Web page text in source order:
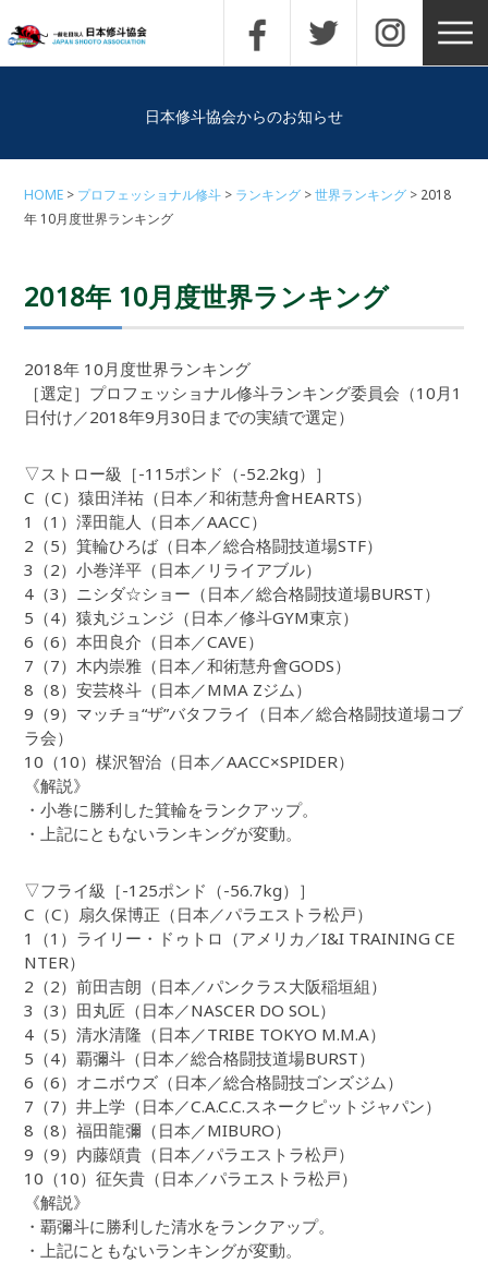
日本修斗協会からのお知らせ
HOME プロフェッショナル修斗 ランキング 世界ランキング
2018
年 10月度世界ランキング
2018年 10月度世界ランキング
2018年 10月度世界ランキング
［選定］プロフェッショナル修斗ランキング委員会（10月1
日付け／2018年9月30日までの実績で選定）
▽ストロー級［-115ポンド（-52.2kg）］
C（C）猿田洋祐（日本／和術慧舟會HEARTS）
1（1）澤田龍人（日本／AACC）
2（5）箕輪ひろば（日本／総合格闘技道場STF）
3（2）小巻洋平（日本／リライアブル）
4（3）ニシダ☆ショー（日本／総合格闘技道場BURST）
5（4）猿丸ジュンジ（日本／修斗GYM東京）
6（6）本田良介（日本／CAVE）
7（7）木内崇雅（日本／和術慧舟會GODS）
8（8）安芸柊斗（日本／MMA Zジム）
9（9）マッチョ“ザ”バタフライ（日本／総合格闘技道場コブ
ラ会）
10（10）楳沢智治（日本／AACC×SPIDER）
《解説》
・小巻に勝利した箕輪をランクアップ。
・上記にともないランキングが変動。
▽フライ級［-125ポンド（-56.7kg）］
C（C）扇久保博正（日本／パラエストラ松戸）
1（1）ライリー・ドゥトロ（アメリカ／I&I TRAINING CE
NTER）
2（2）前田吉朗（日本／パンクラス大阪稲垣組）
3（3）田丸匠（日本／NASCER DO SOL）
4（5）清水清隆（日本／TRIBE TOKYO M.M.A）
5（4）覇彌斗（日本／総合格闘技道場BURST）
6（6）オニボウズ（日本／総合格闘技ゴンズジム）
7（7）井上学（日本／C.A.C.C.スネークピットジャパン）
8（8）福田龍彌（日本／MIBURO）
9（9）内藤頌貴（日本／パラエストラ松戸）
10（10）征矢貴（日本／パラエストラ松戸）
《解説》
・覇彌斗に勝利した清水をランクアップ。
・上記にともないランキングが変動。